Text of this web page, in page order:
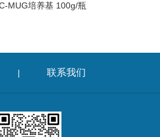
MUG培养基 100g/瓶
| 联系我们